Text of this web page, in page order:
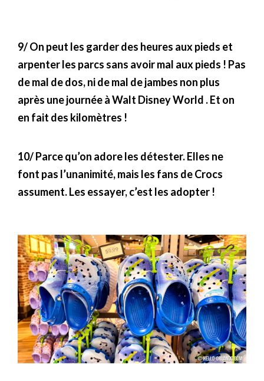
9/ On peut les garder des heures aux pieds et
arpenter les parcs sans avoir mal aux pieds ! Pas
de mal de dos, ni de mal de jambes non plus
après une journée à Walt Disney World . Et on
en fait des kilomètres !
10/ Parce qu’on adore les détester. Elles ne
font pas l’unanimité, mais les fans de Crocs
assument. Les essayer, c’est les adopter !